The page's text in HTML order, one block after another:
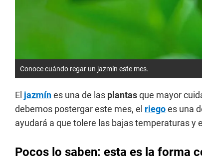
Conoce cuándo regar un jazmín este mes.
El jazmínes una de las plantasque mayor
debemos postergar este mes, el riegoes una
ayudará a que tolere las bajas temperaturas y
Pocos lo saben: esta es la forma